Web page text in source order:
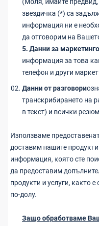
звездичка (*) са
информация ни е
да отговорим на
5. Данни за
информация за това
телефон и други
Данни от разговори
транскрибирането на
в текст) и всички
Използваме
доставим нашите
информация, която сте
да предоставим
продукти и услуги, както
по-долу.
Защо обработваме